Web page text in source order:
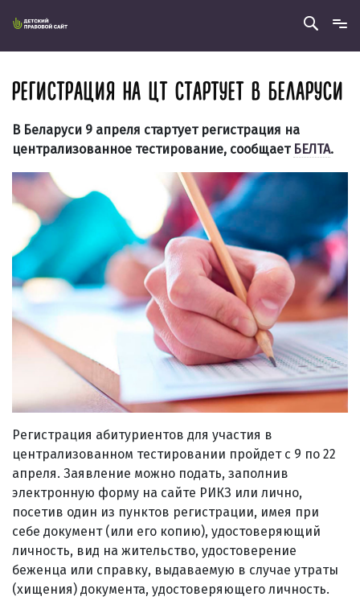
РЕГИСТРАЦИЯ НА ЦТ СТАРТУЕТ В БЕЛАРУСИ
В Беларуси 9 апреля стартует регистрация на
централизованное тестирование, сообщает БЕЛТА.
Регистрация абитуриентов для участия в
централизованном тестировании пройдет с 9 по 22
апреля. Заявление можно подать, заполнив
электронную форму на сайте РИКЗ или лично,
посетив один из пунктов регистрации, имея при
себе документ (или его копию), удостоверяющий
личность, вид на жительство, удостоверение
беженца или справку, выдаваемую в случае утраты
(хищения) документа, удостоверяющего личность.